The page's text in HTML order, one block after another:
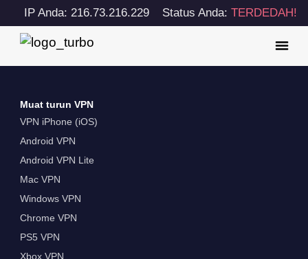
IP Anda: 216.73.216.229 Status Anda:TERDEDAH!
Muat turun VPN
VPN iPhone (iOS)
Android VPN
Android VPN Lite
Mac VPN
Windows VPN
Chrome VPN
PS5 VPN
Xbox VPN